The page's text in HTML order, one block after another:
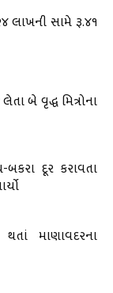
લાખની સામે રૂ.૪૧
બે વૃદ્ધ મિત્રોના
દૂર કરાવતા
માણાવદરના